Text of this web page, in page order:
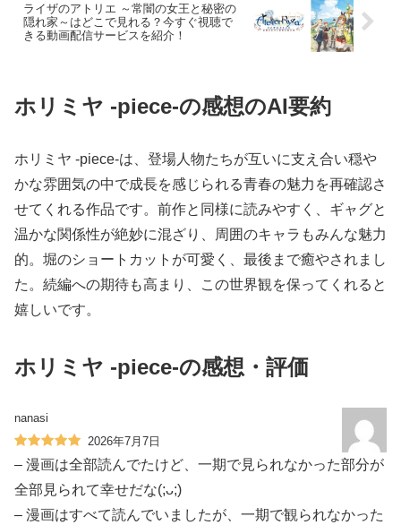
ライザのアトリエ ～常闇の女王と秘密の
隠れ家～はどこで見れる？今すぐ視聴で
きる動画配信サービスを紹介！
ホリミヤ -piece-の感想のAI要約
ホリミヤ -piece-は、登場人物たちが互いに支え合い穏や
かな雰囲気の中で成長を感じられる青春の魅力を再確認さ
せてくれる作品です。前作と同様に読みやすく、ギャグと
温かな関係性が絶妙に混ざり、周囲のキャラもみんな魅力
的。堀のショートカットが可愛く、最後まで癒やされまし
た。続編への期待も高まり、この世界観を保ってくれると
嬉しいです。
ホリミヤ -piece-の感想・評価
nanasi
2026年7月7日
– 漫画は全部読んでたけど、一期で見られなかった部分が
全部見られて幸せだな(;ᴗ;)
– 漫画はすべて読んでいましたが、一期で観られなかった